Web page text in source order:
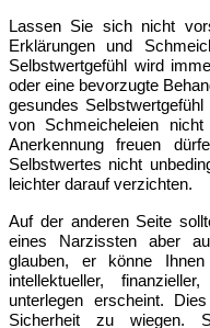
Lassen Sie sich nicht
Erklärungen und
Selbstwertgefühl wird
oder eine bevorzugte
gesundes
von Schmeicheleien
Anerkennung freuen
Selbstwertes nicht
leichter darauf verzichten.
Aufder anderen Seite
eines Narzisstenaber
glauben, er könne
intellektueller,
unterlegen erscheint.
Sicherheit zu wiegen.